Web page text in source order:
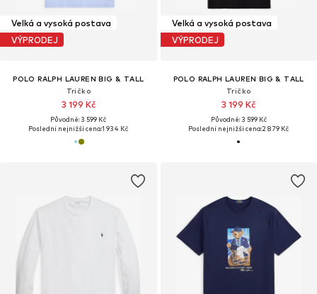
Velká a vysoká postava
VÝPRODEJ
POLO RALPH LAUREN BIG & TALL
Tričko
3 199 Kč
Původně: 3 599 Kč
Poslední nejnižší cena:1 934 Kč
Velká a vysoká postava
VÝPRODEJ
POLO RALPH LAUREN BIG & TALL
Tričko
3 199 Kč
Původně: 3 599 Kč
Poslední nejnižší cena:2 879 Kč